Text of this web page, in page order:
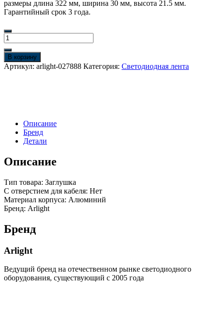
размеры длина 322 мм, ширина 30 мм, высота 21.5 мм.
Гарантийный срок 3 года.
Количество
товара
Заглушка
для
ALU-
Металл)
В корзину
Артикул: arlight-027888 Категория: Светодиодная лента
Описание
Бренд
Детали
Описание
Тип товара: Заглушка
С отверстием для кабеля: Нет
Материал корпуса: Алюминий
Бренд: Arlight
Бренд
Arlight
Ведущий бренд на отечественном рынке светодиодного
оборудования, существующий с 2005 года